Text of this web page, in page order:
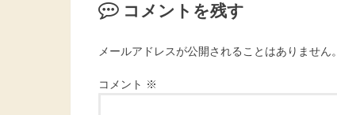
コメントを残す
メールアドレスが公開されることはありません。
コメント ※